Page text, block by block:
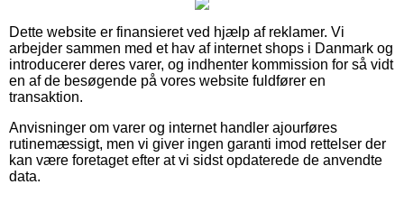
Dette website er finansieret ved hjælp af reklamer. Vi
arbejder sammen med et hav af internet shops i Danmark og
introducerer deres varer, og indhenter kommission for så vidt
en af de besøgende på vores website fuldfører en
transaktion.
Anvisninger om varer og internet handler ajourføres
rutinemæssigt, men vi giver ingen garanti imod rettelser der
kan være foretaget efter at vi sidst opdaterede de anvendte
data.